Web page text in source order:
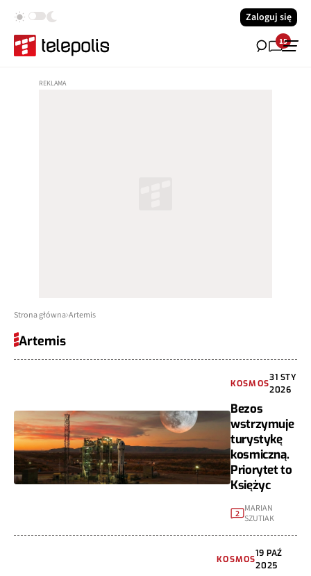
Zaloguj się
15
Strona główna Artemis
Artemis
KOSMOS
31 STY
2026
Bezos
wstrzymuje
turystykę
kosmiczną.
Priorytet to
Księżyc
2 MARIAN
SZUTIAK
KOSMOS
19 PAŹ
2025